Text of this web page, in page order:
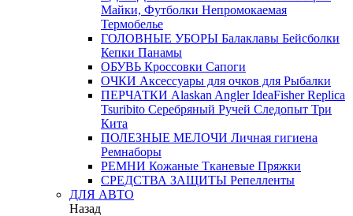
Майки, Футболки Непромокаемая
Термобелье
ГОЛОВНЫЕ УБОРЫ Балаклавы Бейсболки
Кепки Панамы
ОБУВЬ Кроссовки Сапоги
ОЧКИ Аксессуары для очков для Рыбалки
ПЕРЧАТКИ Alaskan AnglerIdeaFisherReplica
Tsuribito Серебряный Ручей Следопыт Три
Кита
ПОЛЕЗНЫЕ МЕЛОЧИ Личная гигиена
Ремнаборы
РЕМНИ Кожаные Тканевые Пряжки
СРЕДСТВА ЗАЩИТЫ Репелленты
ДЛЯ АВТО
Назад